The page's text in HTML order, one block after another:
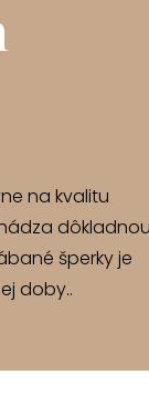
na kvalitu
dôkladnou
šperky je
doby..